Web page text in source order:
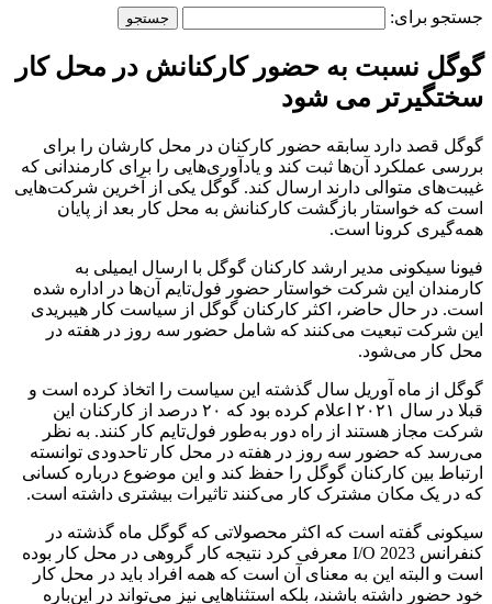
جستجو برای:
گوگل نسبت به حضور کارکنانش در محل کار
سختگیرتر می شود
گوگل قصد دارد سابقه حضور کارکنان در محل کارشان را برای
بررسی عملکرد آن‌ها ثبت کند و یادآوری‌هایی را برای کارمندانی که
غیبت‌های متوالی دارند ارسال کند. گوگل یکی از آخرین شرکت‌هایی
است که خواستار بازگشت کارکنانش به محل کار بعد از پایان
همه‌گیری کرونا است.
فیونا سیکونی مدیر ارشد کارکنان گوگل با ارسال ایمیلی به
کارمندان این شرکت خواستار حضور فول‌تایم آن‌ها در اداره شده
است. در حال حاضر، اکثر کارکنان گوگل از سیاست کار هیبریدی
این شرکت تبعیت می‌کنند که شامل حضور سه روز در هفته در
محل کار می‌شود.
گوگل از ماه آوریل سال گذشته این سیاست را اتخاذ کرده است و
قبلا در سال ۲۰۲۱ اعلام کرده بود که ۲۰ درصد از کارکنان این
شرکت مجاز هستند از راه دور به‌طور فول‌تایم کار کنند. به نظر
می‌رسد که حضور سه روز در هفته در محل کار تاحدودی توانسته
ارتباط بین کارکنان گوگل را حفظ کند و این موضوع درباره کسانی
که در یک مکان مشترک کار می‌کنند تاثیرات بیشتری داشته است.
سیکونی گفته است که اکثر محصولاتی که گوگل ماه گذشته در
کنفرانس I/O 2023 معرفی کرد نتیجه کار گروهی در محل کار بوده
است و البته این به معنای آن است که همه افراد باید در محل کار
خود حضور داشته باشند، بلکه استثناهایی نیز می‌تواند در این‌باره